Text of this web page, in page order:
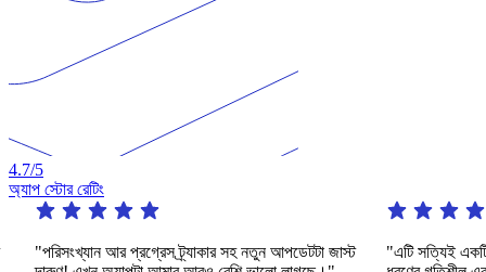
4.7/5
অ্যাপ স্টোর রেটিং
"পরিসংখ্যান আর প্রগ্রেস ট্র্যাকার সহ নতুন আপডেটটা জাস্ট
"এটি সত্যিই একটি